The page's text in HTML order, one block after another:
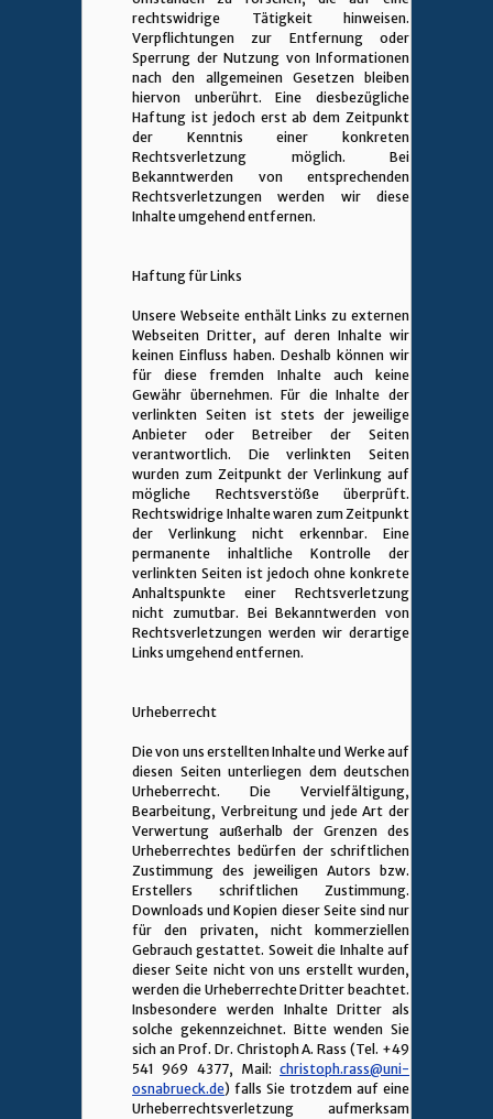
rechtswidrige Tätigkeit hinweisen.
Verpflichtungen zur Entfernung oder
Sperrung der Nutzung von Informationen
nach den allgemeinen Gesetzen bleiben
hiervon unberührt. Eine diesbezügliche
Haftung ist jedoch erst ab dem Zeitpunkt
der Kenntnis einer konkreten
Rechtsverletzung möglich. Bei
Bekanntwerden von entsprechenden
Rechtsverletzungen werden wir diese
Inhalte umgehend entfernen.
Haftung für Links
Unsere Webseite enthält Links zu externen
Webseiten Dritter, auf deren Inhalte wir
keinen Einfluss haben. Deshalb können wir
für diese fremden Inhalte auch keine
Gewähr übernehmen. Für die Inhalte der
verlinkten Seiten ist stets der jeweilige
Anbieter oder Betreiber der Seiten
verantwortlich. Die verlinkten Seiten
wurden zum Zeitpunkt der Verlinkung auf
mögliche Rechtsverstöße überprüft.
Rechtswidrige Inhalte waren zum Zeitpunkt
der Verlinkung nicht erkennbar. Eine
permanente inhaltliche Kontrolle der
verlinkten Seiten ist jedoch ohne konkrete
Anhaltspunkte einer Rechtsverletzung
nicht zumutbar. Bei Bekanntwerden von
Rechtsverletzungen werden wir derartige
Links umgehend entfernen.
Urheberrecht
Die von uns erstellten Inhalte und Werke auf
diesen Seiten unterliegen dem deutschen
Urheberrecht. Die Vervielfältigung,
Bearbeitung, Verbreitung und jede Art der
Verwertung außerhalb der Grenzen des
Urheberrechtes bedürfen der schriftlichen
Zustimmung des jeweiligen Autors bzw.
Erstellers schriftlichen Zustimmung.
Downloads und Kopien dieser Seite sind nur
für den privaten, nicht kommerziellen
Gebrauch gestattet. Soweit die Inhalte auf
dieser Seite nicht von uns erstellt wurden,
werden die Urheberrechte Dritter beachtet.
Insbesondere werden Inhalte Dritter als
solche gekennzeichnet. Bitte wenden Sie
sich an Prof. Dr. Christoph A. Rass (Tel. +49
541 969 4377, Mail: christoph.rass@uni-
osnabrueck.de) falls Sie trotzdem auf eine
Urheberrechtsverletzung aufmerksam